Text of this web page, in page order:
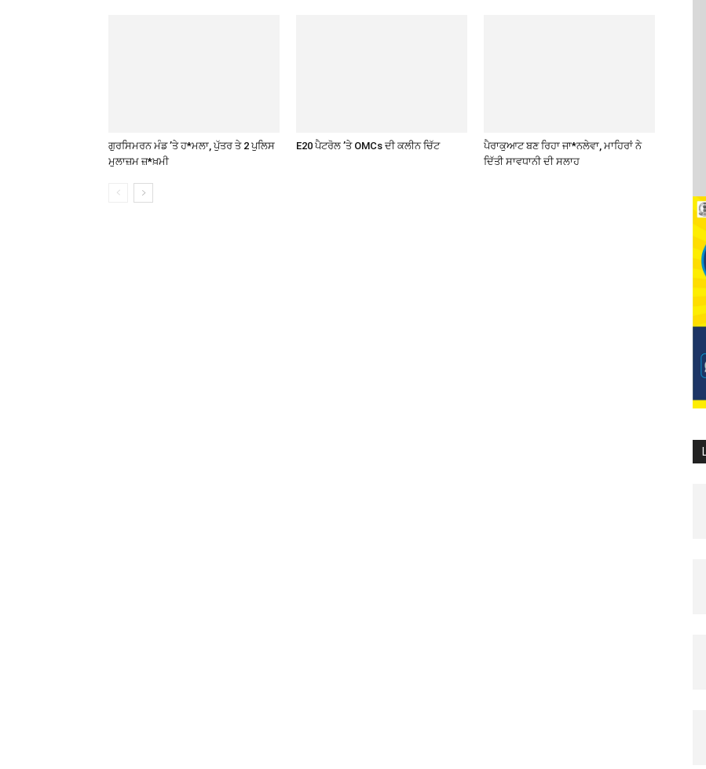
ਗੁਰਸਿਮਰਨ ਮੰਡ ’ਤੇ ਹ*ਮਲਾ, ਪੁੱਤਰ ਤੇ 2 ਪੁਲਿਸ
ਮੁਲਾਜ਼ਮ ਜ਼*ਖ਼ਮੀ
E20 ਪੈਟਰੋਲ ’ਤੇ OMCs ਦੀ ਕਲੀਨ ਚਿੱਟ
ਪੈਰਾਕੁਆਟ ਬਣ ਰਿਹਾ ਜਾ*ਨਲੇਵਾ, ਮਾਹਿਰਾਂ ਨੇ
ਦਿੱਤੀ ਸਾਵਧਾਨੀ ਦੀ ਸਲਾਹ